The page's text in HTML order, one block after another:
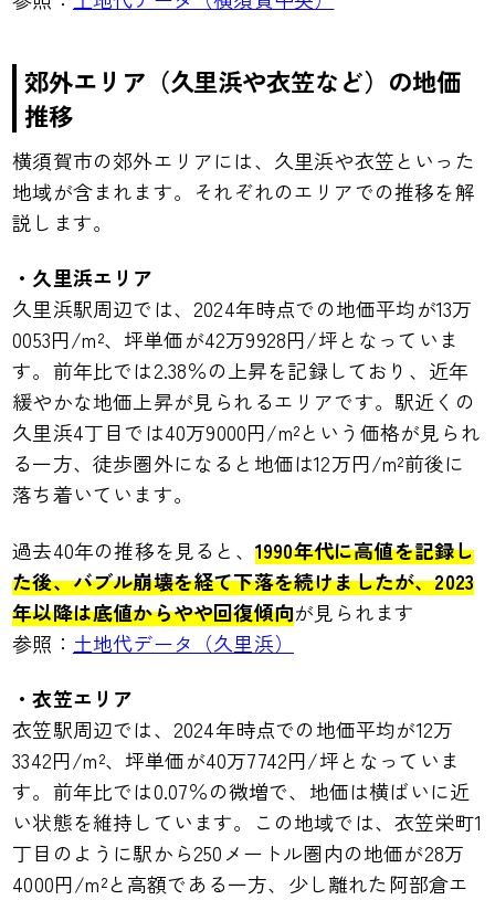
郊外エリア（久里浜や衣笠など）の地価
推移
横須賀市の郊外エリアには、久里浜や衣笠といった
地域が含まれます。それぞれのエリアでの推移を解
説します。
・久里浜エリア
久里浜駅周辺では、2024年時点での地価平均が13万
0053円/m²、坪単価が42万9928円/坪となっていま
す。前年比では2.38％の上昇を記録しており、近年
緩やかな地価上昇が見られるエリアです。駅近くの
久里浜4丁目では40万9000円/m²という価格が見られ
る一方、徒歩圏外になると地価は12万円/m²前後に
落ち着いています。
過去40年の推移を見ると、 1990年代に高値を記録し
た後、バブル崩壊を経て下落を続けましたが、2023
年以降は底値からやや回復傾向が見られます
参照： 土地代データ（久里浜）
・衣笠エリア
衣笠駅周辺では、2024年時点での地価平均が12万
3342円/m²、坪単価が40万7742円/坪となっていま
す。前年比では0.07％の微増で、地価は横ばいに近
い状態を維持しています。この地域では、衣笠栄町1
丁目のように駅から250メートル圏内の地価が28万
4000円/m²と高額である一方、少し離れた阿部倉エ